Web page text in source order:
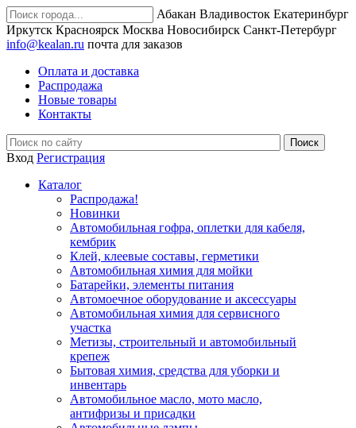
Абакан Владивосток Екатеринбург
Иркутск Красноярск Москва Новосибирск Санкт-Петербург
info@kealan.ru почта для заказов
Оплата и доставка
Распродажа
Новые товары
Контакты
Вход Регистрация
Каталог
Распродажа!
Новинки
Автомобильная гофра, оплетки для кабеля,
кембрик
Клей, клеевые составы, герметики
Автомобильная химия для мойки
Батарейки, элементы питания
Автомоечное оборудование и аксессуары
Автомобильная химия для сервисного
участка
Метизы, строительный и автомобильный
крепеж
Бытовая химия, средства для уборки и
инвентарь
Автомобильное масло, мото масло,
антифризы и присадки